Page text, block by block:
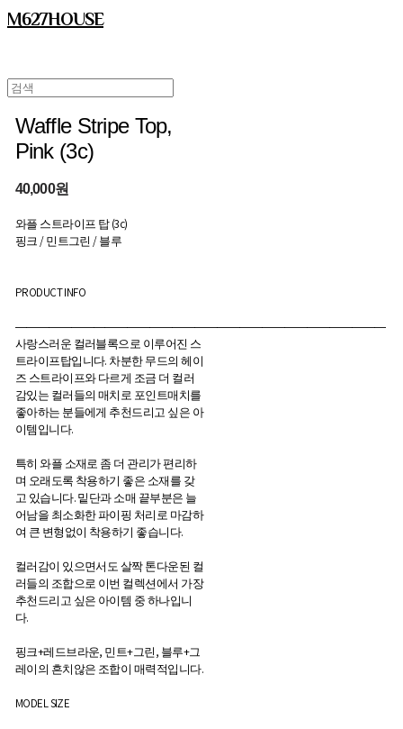
M627HOUSE
Waffle Stripe Top,
Pink (3c)
40,000원
와플 스트라이프 탑 (3c)
핑크 / 민트그린 / 블루
PRODUCT INFO
―――――――――――――――――――――――――――――――――
사랑스러운 컬러블록으로 이루어진 스
트라이프탑입니다. 차분한 무드의 헤이
즈 스트라이프와 다르게 조금 더 컬러
감있는 컬러들의 매치로 포인트매치를
좋아하는 분들에게 추천드리고 싶은 아
이템입니다.
특히 와플 소재로 좀 더 관리가 편리하
며 오래도록 착용하기 좋은 소재를 갖
고 있습니다. 밑단과 소매 끝부분은 늘
어남을 최소화한 파이핑 처리로 마감하
여 큰 변형없이 착용하기 좋습니다.
컬러감이 있으면서도 살짝 톤다운된 컬
러들의 조합으로 이번 컬렉션에서 가장
추천드리고 싶은 아이템 중 하나입니
다.
핑크+레드브라운, 민트+그린, 블루+그
레이의 흔치않은 조합이 매력적입니다.
MODEL SIZE